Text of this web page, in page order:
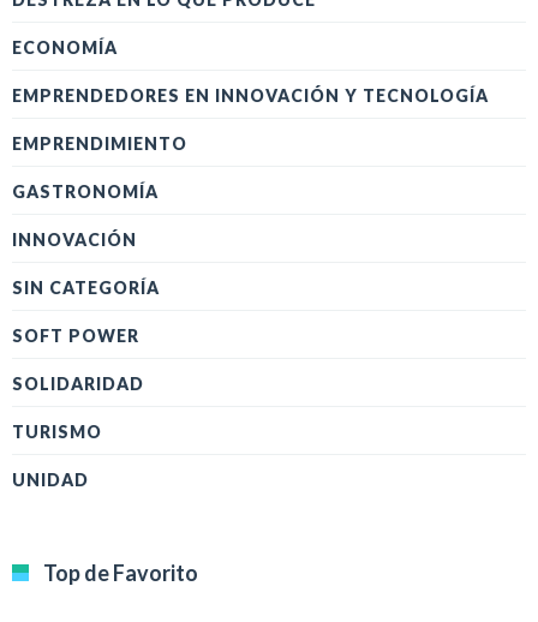
ECONOMÍA
EMPRENDEDORES EN INNOVACIÓN Y TECNOLOGÍA
EMPRENDIMIENTO
GASTRONOMÍA
INNOVACIÓN
SIN CATEGORÍA
SOFT POWER
SOLIDARIDAD
TURISMO
UNIDAD
Top de Favorito